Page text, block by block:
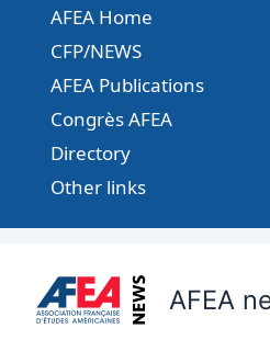
contenu
AFEA Home
CFP/NEWS
AFEA Publications
Congrès AFEA
Directory
Other links
AFEA